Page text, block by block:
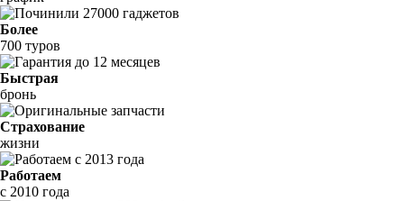
Более
700 туров
Быстрая
бронь
Страхование
жизни
Работаем
с 2010 года